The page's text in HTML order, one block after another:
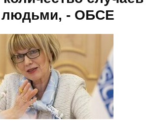
людьми, - ОБСЕ